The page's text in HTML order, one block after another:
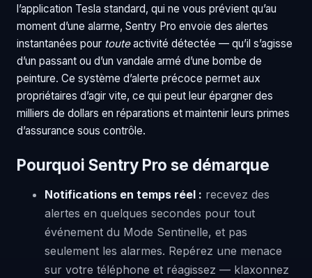
l’application Tesla standard, qui ne vous prévient qu’au
moment d’une alarme, Sentry Pro envoie des alertes
instantanées pour touteactivité détectée — qu’il s’agisse
d’un passant ou d’un vandale armé d’une bombe de
peinture. Ce système d’alerte précoce permet aux
propriétaires d’agir vite, ce qui peut leur épargner des
milliers de dollars en réparations et maintenir leurs primes
d’assurance sous contrôle.
Pourquoi Sentry Pro se démarque
Notifications en temps réel : recevez des
alertes en quelques secondes pour tout
événement du Mode Sentinelle, et pas
seulement les alarmes. Repérez une menace
sur votre téléphone et réagissez — klaxonnez